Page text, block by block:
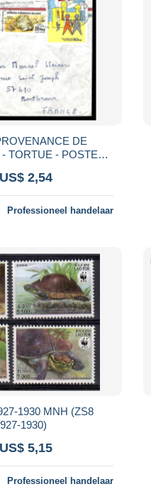
DE
TORTUE - POSTE
2,54
Professioneel handelaar
1930 MNH (ZS8
1930)
5,15
Professioneel handelaar